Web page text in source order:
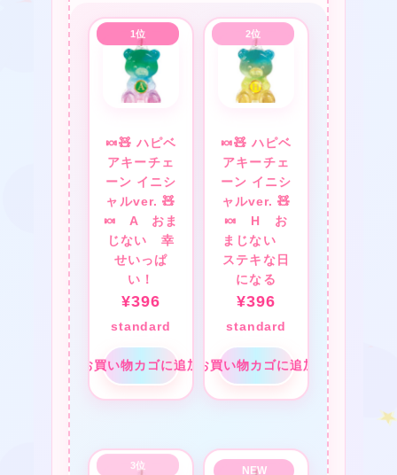
🍬🧸 ハピベ
アキーチェ
ーン イニシ
ャルver. 🧸
🍬 A おま
じない 幸
せいっぱ
い！
¥396
standard
お買い物カゴに追加
🍬🧸 ハピベ
アキーチェ
ーン イニシ
ャルver. 🧸
🍬 H お
まじない
ステキな日
になる
¥396
standard
お買い物カゴに追加
★
★
★ ❤
❤